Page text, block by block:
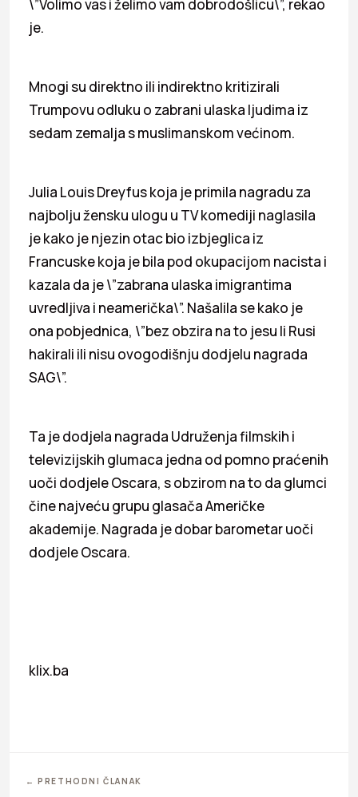
\”Volimo vas i želimo vam dobrodošlicu\”, rekao
je.
Mnogi su direktno ili indirektno kritizirali
Trumpovu odluku o zabrani ulaska ljudima iz
sedam zemalja s muslimanskom većinom.
Julia Louis Dreyfus koja je primila nagradu za
najbolju žensku ulogu u TV komediji naglasila
je kako je njezin otac bio izbjeglica iz
Francuske koja je bila pod okupacijom nacista i
kazala da je \”zabrana ulaska imigrantima
uvredljiva i neamerička\”. Našalila se kako je
ona pobjednica, \”bez obzira na to jesu li Rusi
hakirali ili nisu ovogodišnju dodjelu nagrada
SAG\”.
Ta je dodjela nagrada Udruženja filmskih i
televizijskih glumaca jedna od pomno praćenih
uoči dodjele Oscara, s obzirom na to da glumci
čine najveću grupu glasača Američke
akademije. Nagrada je dobar barometar uoči
dodjele Oscara.
klix.ba
← PRETHODNI ČLANAK